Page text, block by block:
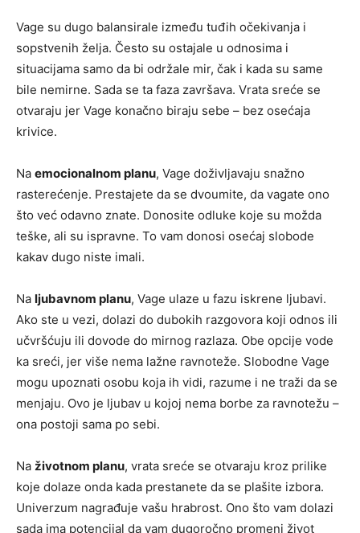
Vage su dugo balansirale između tuđih očekivanja i
sopstvenih želja. Često su ostajale u odnosima i
situacijama samo da bi održale mir, čak i kada su same
bile nemirne. Sada se ta faza završava. Vrata sreće se
otvaraju jer Vage konačno biraju sebe – bez osećaja
krivice.
Na emocionalnom planu, Vage doživljavaju snažno
rasterećenje. Prestajete da se dvoumite, da vagate ono
što već odavno znate. Donosite odluke koje su možda
teške, ali su ispravne. To vam donosi osećaj slobode
kakav dugo niste imali.
Na ljubavnom planu, Vage ulaze u fazu iskrene ljubavi.
Ako ste u vezi, dolazi do dubokih razgovora koji odnos ili
učvršćuju ili dovode do mirnog razlaza. Obe opcije vode
ka sreći, jer više nema lažne ravnoteže. Slobodne Vage
mogu upoznati osobu koja ih vidi, razume i ne traži da se
menjaju. Ovo je ljubav u kojoj nema borbe za ravnotežu –
ona postoji sama po sebi.
Na životnom planu, vrata sreće se otvaraju kroz prilike
koje dolaze onda kada prestanete da se plašite izbora.
Univerzum nagrađuje vašu hrabrost. Ono što vam dolazi
sada ima potencijal da vam dugoročno promeni život